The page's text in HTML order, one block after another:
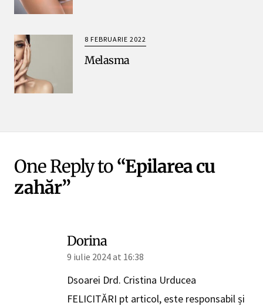
8 FEBRUARIE 2022
Melasma
One Reply to“Epilarea cu
zahăr”
Dorina
9 iulie 2024 at 16:38
Dsoarei Drd. Cristina Urducea
FELICITĂRI pt articol, este responsabil și